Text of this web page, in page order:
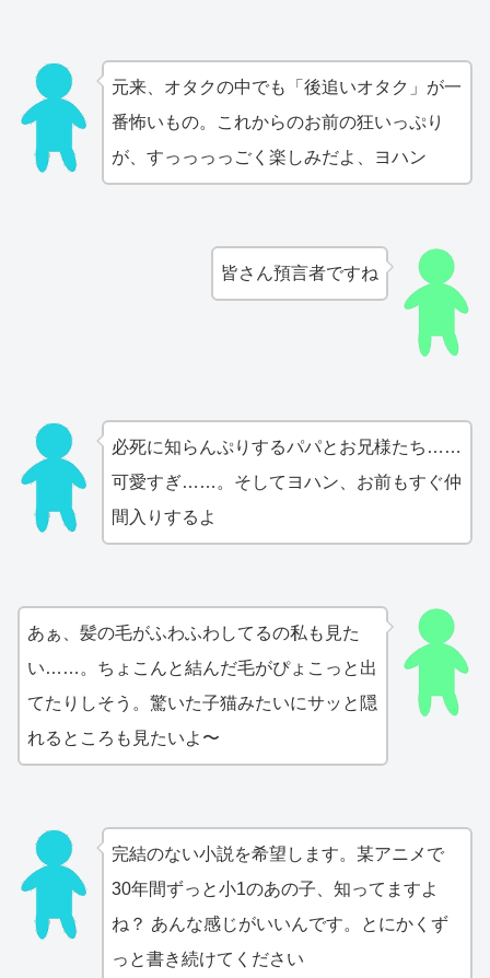
元来、オタクの中でも「後追いオタク」が一
番怖いもの。これからのお前の狂いっぷり
が、すっっっっごく楽しみだよ、ヨハン
皆さん預言者ですね
必死に知らんぷりするパパとお兄様たち……
可愛すぎ……。そしてヨハン、お前もすぐ仲
間入りするよ
あぁ、髪の毛がふわふわしてるの私も見た
い……。ちょこんと結んだ毛がぴょこっと出
てたりしそう。驚いた子猫みたいにサッと隠
れるところも見たいよ〜
完結のない小説を希望します。某アニメで
30年間ずっと小1のあの子、知ってますよ
ね？ あんな感じがいいんです。とにかくず
っと書き続けてください